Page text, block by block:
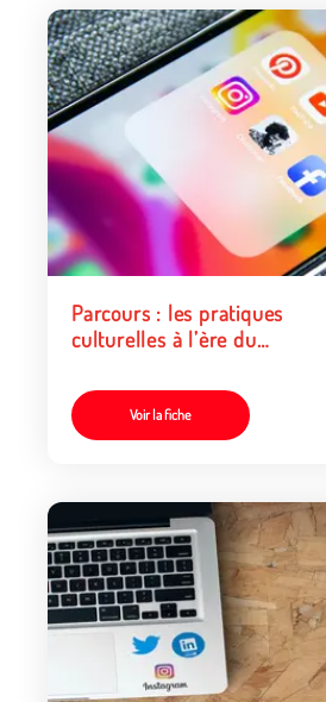
Parcours : les pratiques
culturelles à l’ère du
Voir la fiche